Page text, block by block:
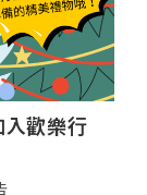
歡樂行